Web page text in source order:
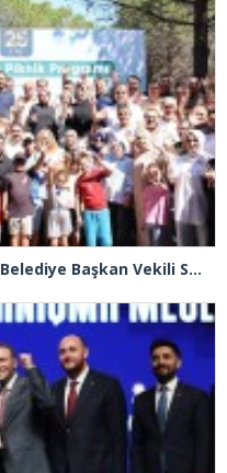
Çiçeği burnunda AK Parti’li Şile Belediye Başkan Vekili Sacit Terzi, teşkilatlarla piknikte buluştu